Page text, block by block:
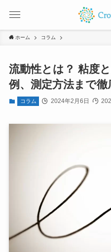
ホーム コラム
流動性とは？ 粘度
例、測定方法まで徹
コラム 2024年2月6日